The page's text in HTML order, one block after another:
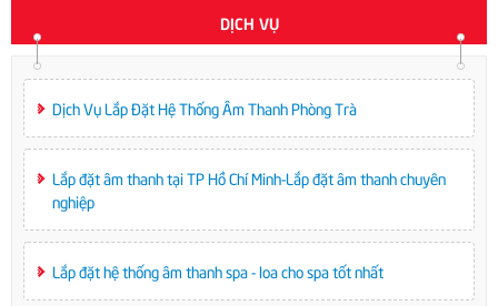
DỊCH VỤ
Dịch Vụ Lắp Đặt Hệ Thống Âm Thanh Phòng Trà
Lắp đặt âm thanh tại TP Hồ Chí Minh-Lắp đặt âm thanh chuyên
nghiệp
Lắp đặt hệ thống âm thanh spa - loa cho spa tốt nhất